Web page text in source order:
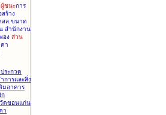
ผู้ชนะการ
สร้าง
สล.ขนาด
สำนักงาน
อง ส่วน
า
ประกวด
การและสิ่ง
มอาคาร
ก
ดขอนแก่น
า